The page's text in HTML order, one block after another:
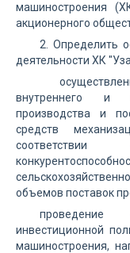
машиностроения
акционерного
2. Определить
деятельности ХК
внутреннего и
производства и
средств
объемов поставок
проведение
инвестиционной
машиностроения,